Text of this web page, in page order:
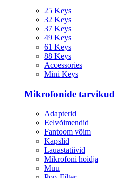
25 Keys
32 Keys
37 Keys
49 Keys
61 Keys
88 Keys
Accessories
Mini Keys
Mikrofonide tarvikud
Adapterid
Eelvõimendid
Fantoom võim
Kapslid
Lauastatiivid
Mikrofoni hoidja
Muu